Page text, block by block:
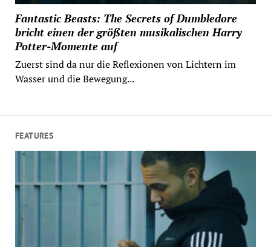
Fantastic Beasts: The Secrets of Dumbledore
bricht einen der größten musikalischen Harry
Potter-Momente auf
Zuerst sind da nur die Reflexionen von Lichtern im
Wasser und die Bewegung...
FEATURES